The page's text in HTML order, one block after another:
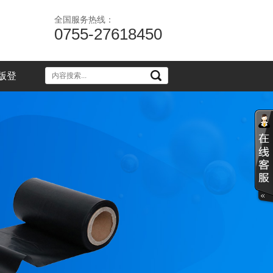
全国服务热线：
0755-27618450
登